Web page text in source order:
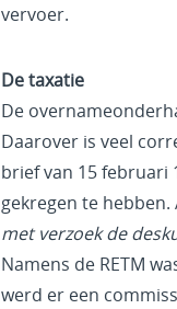
vervoer.
De taxatie
De
Daarover is veel
brief van 15 februari
gekregen te
met verzoek de
Namens de RETM
werd er een